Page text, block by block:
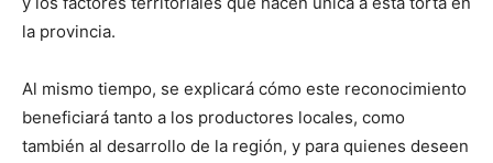
la provincia.
Al mismo tiempo, se explicará cómo este reconocimiento
beneficiará tanto a los productores locales, como
también al desarrollo de la región, y para quienes deseen